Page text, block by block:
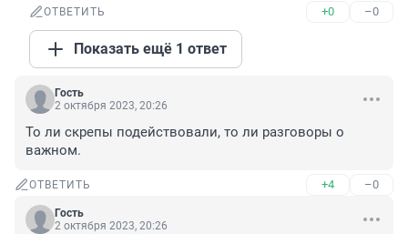
ОТВЕТИТЬ +0 –0
Показать ещё 1 ответ
Гость
2 октября 2023, 20:26
То ли скрепы подействовали, то ли разговоры о
важном.
ОТВЕТИТЬ +4 –0
Гость
2 октября 2023, 20:26